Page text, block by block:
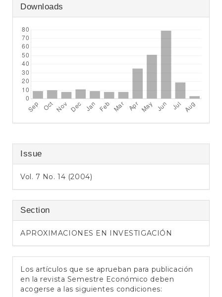
Downloads
Issue
Vol. 7 No. 14 (2004)
Section
APROXIMACIONES EN INVESTIGACIÓN
Los artículos que se aprueban para publicación
en la revista Semestre Económico deben
acogerse a las siguientes condiciones: